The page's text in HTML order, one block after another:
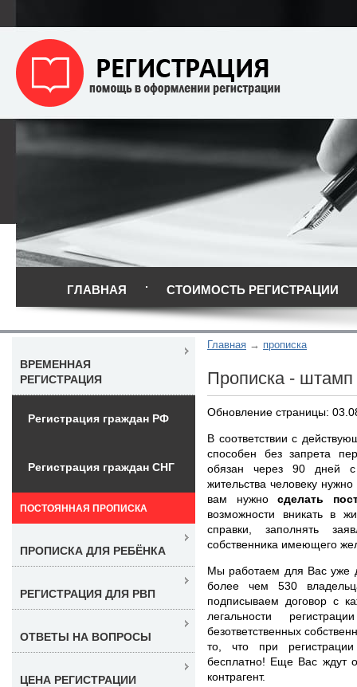
ГЛАВНАЯ СТОИМОСТЬ РЕГИСТРАЦИИ
Главная прописка
Прописка - штамп
Обновление страницы:
В соответствии с
способен без запрета
обязан через 90 дней
жительства человеку
вам нужно сделать
возможности вникать в
справки, заполнять
собственника имеющего
Мы работаем для Вас уже
более чем 530
подписываем договор с
легальности
безответственных
то, что при
бесплатно! Еще Вас ждут
контрагент.
ВРЕМЕННАЯ
РЕГИСТРАЦИЯ
Регистрация граждан РФ
Регистрация граждан СНГ
ПОСТОЯННАЯ ПРОПИСКА
ПРОПИСКА ДЛЯ РЕБЁНКА
РЕГИСТРАЦИЯ ДЛЯ РВП
ОТВЕТЫ НА ВОПРОСЫ
ЦЕНА РЕГИСТРАЦИИ